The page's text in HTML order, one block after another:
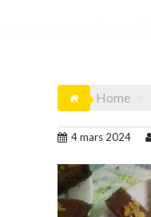
Home
4 mars 2024